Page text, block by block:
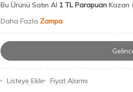
Bu Ürünü Satın Al 1 TL Parapuan Kazan
Daha Fazla Zampa
Listeye Ekle Fiyat Alarmı